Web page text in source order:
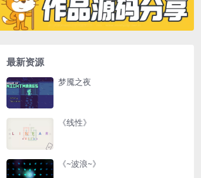
最新资源
梦魇之夜
《线性》
《~波浪~》